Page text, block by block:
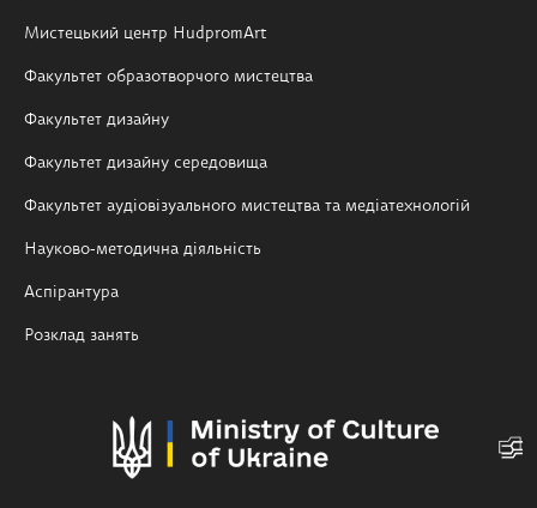
Мистецький центр HudpromArt
Факультет образотворчого мистецтва
Факультет дизайну
Факультет дизайну середовища
Факультет аудіовізуального мистецтва та медіатехнологій
Науково-методична діяльність
Аспірантура
Розклад занять